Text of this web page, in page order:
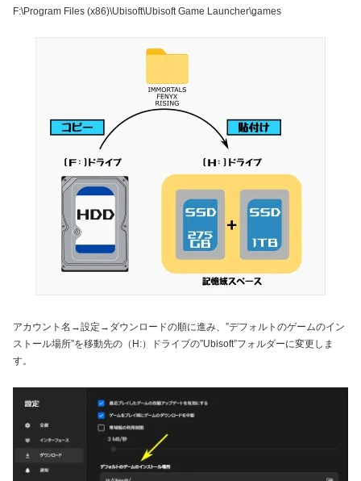
F:\Program Files (x86)\Ubisoft\Ubisoft Game Launcher\games
アカウント名→設定→ダウンロードの順に進み、”デフォルトのゲームのイン
ストール場所”を移動先の（H:）ドライブの”Ubisoft”フォルダーに変更しま
す。